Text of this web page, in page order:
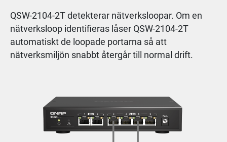
QSW-2104-2T detekterar nätverksloopar. Om en
nätverksloop identifieras låser QSW-2104-2T
automatiskt de loopade portarna så att
nätverksmiljön snabbt återgår till normal drift.